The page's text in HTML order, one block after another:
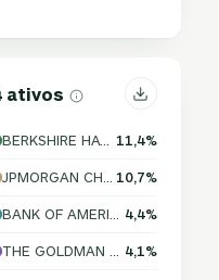
ativos
11,4%
10,7%
4,4%
4,1%